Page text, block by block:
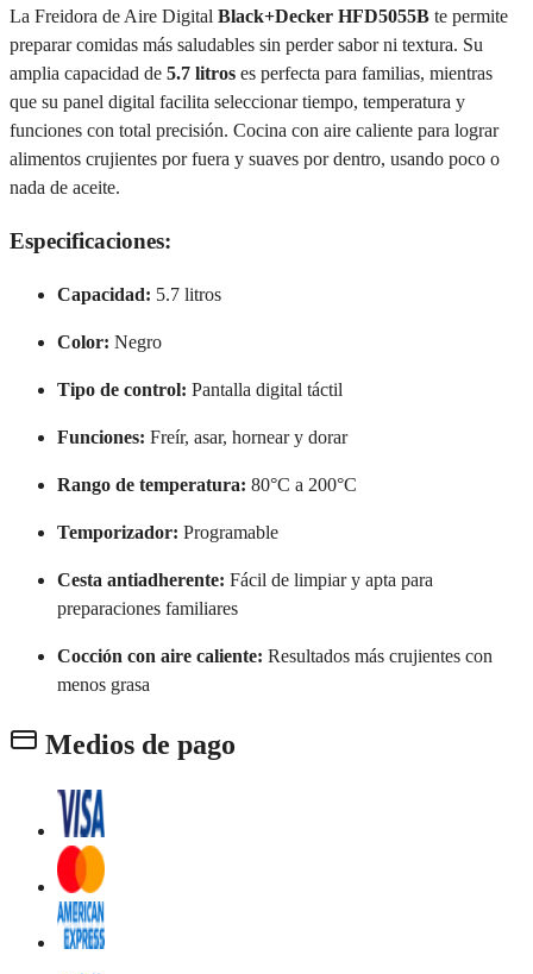
La Freidora de Aire Digital Black+Decker HFD5055B te permite
preparar comidas más saludables sin perder sabor ni textura. Su
amplia capacidad de 5.7 litros es perfecta para familias, mientras
que su panel digital facilita seleccionar tiempo, temperatura y
funciones con total precisión. Cocina con aire caliente para lograr
alimentos crujientes por fuera y suaves por dentro, usando poco o
nada de aceite.
Especificaciones:
Capacidad: 5.7 litros
Color: Negro
Tipo de control: Pantalla digital táctil
Funciones: Freír, asar, hornear y dorar
Rango de temperatura: 80°C a 200°C
Temporizador: Programable
Cesta antiadherente: Fácil de limpiar y apta para
preparaciones familiares
Cocción con aire caliente: Resultados más crujientes con
menos grasa
Medios de pago